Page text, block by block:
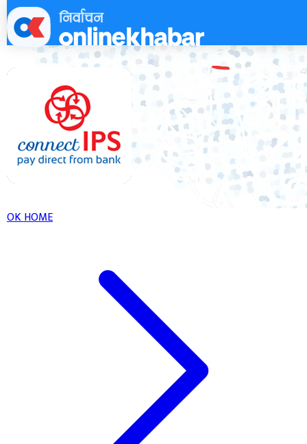
Skip
to
content
OK HOME